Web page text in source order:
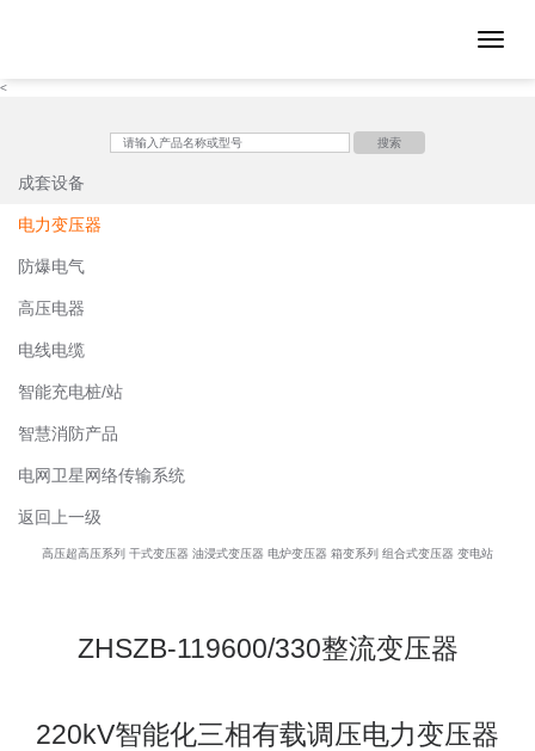
Toggle
<
搜索
成套设备
电力变压器
防爆电气
高压电器
电线电缆
智能充电桩/站
智慧消防产品
电网卫星网络传输系统
返回上一级
高压超高压系列 干式变压器 油浸式变压器 电炉变压器 箱变系列 组合式变压器 变电站
ZHSZB-119600/330整流变压器
220kV智能化三相有载调压电力变压器